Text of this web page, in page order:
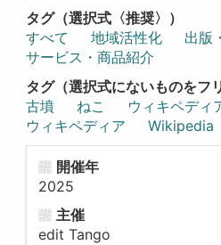
タグ（選択式〈推奨〉）
すべて
地域活性化 出版
サービス・商品紹介
タグ（選択式にないものをフ
古墳
ねこ
ウィキペディ
ウィキペディア
Wikipedia
開催年
2025
主催
edit Tango